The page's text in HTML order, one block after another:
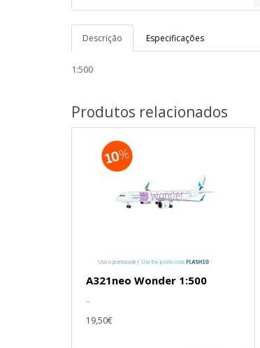
Descrição Especificações
1:500
Produtos relacionados
A321neo Wonder 1:500
..
19,50€